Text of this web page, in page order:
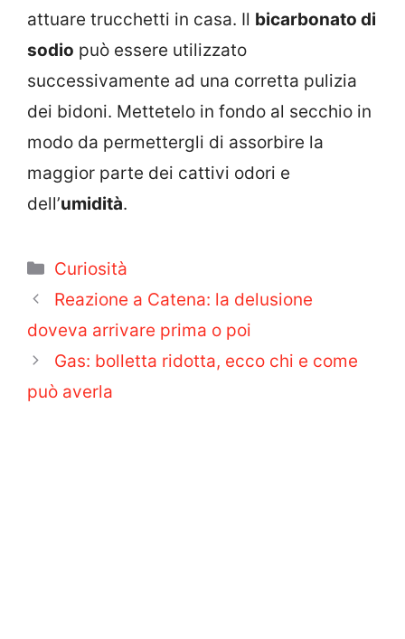
attuare trucchetti in casa. Il bicarbonato di
sodio può essere utilizzato
successivamente ad una corretta pulizia
dei bidoni. Mettetelo in fondo al secchio in
modo da permettergli di assorbire la
maggior parte dei cattivi odori e
dell’umidità.
Categorie
Curiosità
Reazione a Catena: la delusione
doveva arrivare prima o poi
Gas: bolletta ridotta, ecco chi e come
può averla